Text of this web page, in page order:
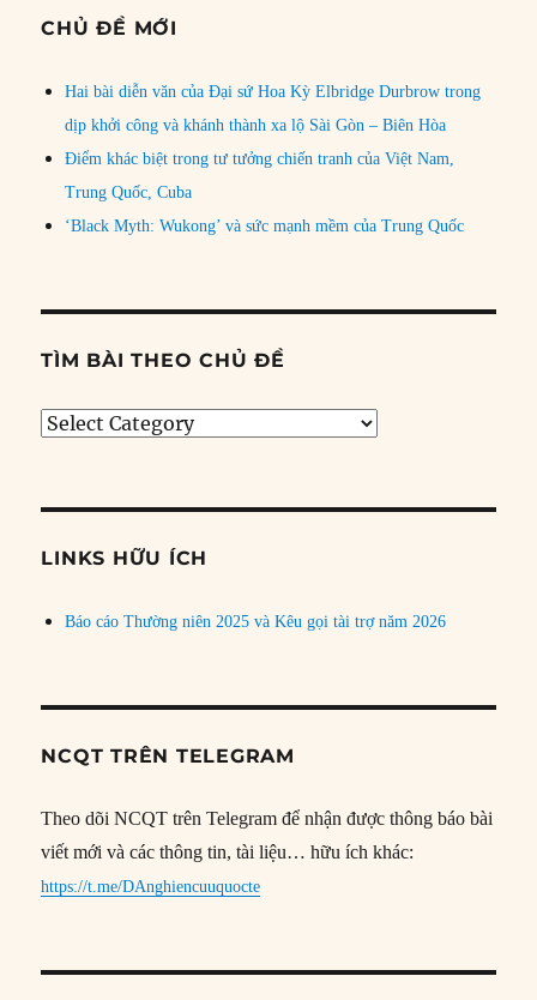
CHỦ ĐỀ MỚI
Hai bài diễn văn của Đại sứ Hoa Kỳ Elbridge Durbrow trong
dịp khởi công và khánh thành xa lộ Sài Gòn – Biên Hòa
Điểm khác biệt trong tư tưởng chiến tranh của Việt Nam,
Trung Quốc, Cuba
‘Black Myth: Wukong’ và sức mạnh mềm của Trung Quốc
TÌM BÀI THEO CHỦ ĐỀ
Tìm
đề
LINKS HỮU ÍCH
Báo cáo Thường niên 2025 và Kêu gọi tài trợ năm 2026
NCQT TRÊN TELEGRAM
Theo dõi NCQT trên Telegram để nhận được thông báo bài
viết mới và các thông tin, tài liệu… hữu ích khác:
https://t.me/DAnghiencuuquocte